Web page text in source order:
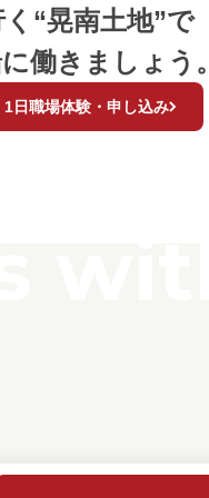
“晃南土地”で
働きましょう。
1日職場体験・申し込み